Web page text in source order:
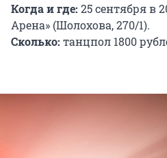
Когда и где: 25 сентября в
Арена» (Шолохова, 270/1).
Сколько: танцпол 1800